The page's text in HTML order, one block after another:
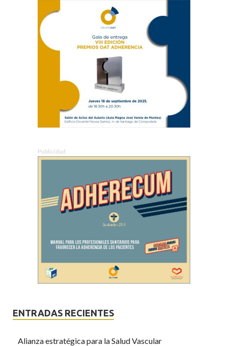
Publicidad
ENTRADAS RECIENTES
Alianza estratégica para la Salud Vascular